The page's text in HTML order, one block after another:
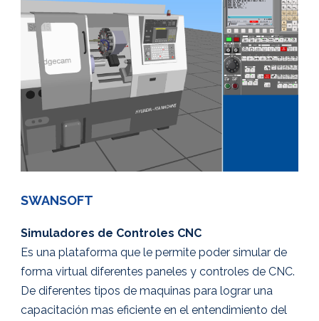
SWANSOFT
Simuladores de Controles CNC
Es una plataforma que le permite poder simular de
forma virtual diferentes paneles y controles de CNC.
De diferentes tipos de maquinas para lograr una
capacitación mas eficiente en el entendimiento del